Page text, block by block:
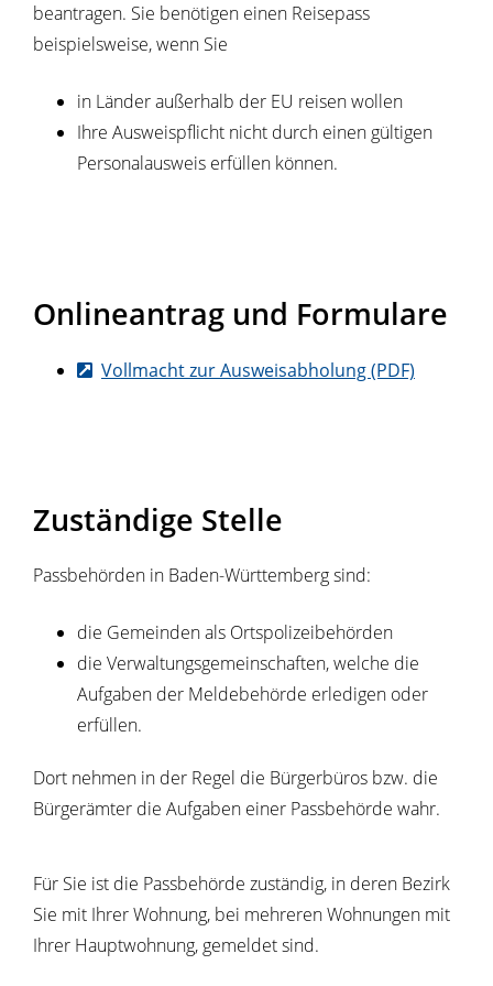
beantragen. Sie benötigen einen Reisepass
beispielsweise, wenn Sie
in Länder außerhalb der EU reisen wollen
Ihre Ausweispflicht nicht durch einen gültigen
Personalausweis erfüllen können.
Onlineantrag und Formulare
Vollmacht zur Ausweisabholung (PDF)
Zuständige Stelle
Passbehörden in Baden-Württemberg sind:
die Gemeinden als Ortspolizeibehörden
die Verwaltungsgemeinschaften,welche die
Aufgaben der Meldebehörde erledigen oder
erfüllen.
Dort nehmen in der Regel die Bürgerbüros bzw. die
Bürgerämter die Aufgaben einer Passbehörde wahr.
Für Sie ist die Passbehörde zuständig, in deren Bezirk
Sie mit Ihrer Wohnung, bei mehreren Wohnungen mit
Ihrer Hauptwohnung, gemeldet sind.